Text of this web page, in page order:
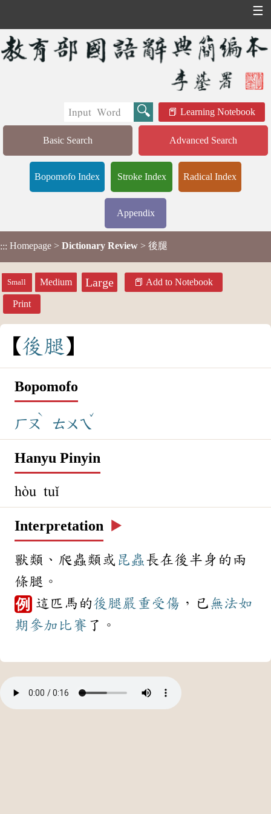
☰
Learning Notebook
Basic Search Advanced Search
Bopomofo Index Stroke Index Radical Index
Appendix
::: Homepage > Dictionary Review > 後腿
Small Medium Large Add to Notebook
Print
後 腿
Bopomofo
ㄏㄡ
ˋ
ㄊㄨㄟ
ˇ
Hanyu Pinyin
hòu tuǐ
Interpretation ▶️
獸類、爬蟲類或 昆蟲 長在後半身的兩
條腿。
例 這匹馬的後腿 嚴重 受傷 ，已無法如
期 參加 比賽 了。